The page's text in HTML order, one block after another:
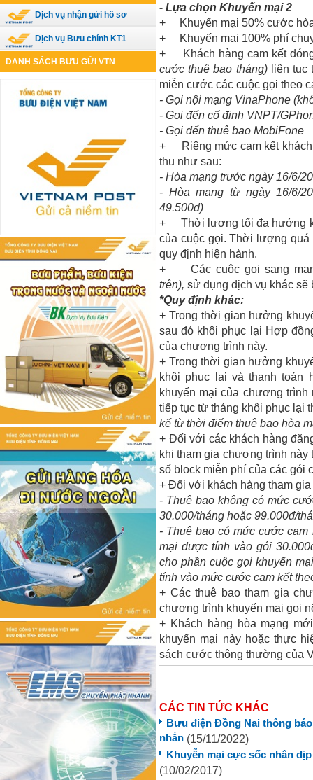
Dịch vụ nhận gửi hồ sơ
Dịch vụ Bưu chính KT1
DANH SÁCH BƯU GỬI VTN
- Lựa chọn Khuyến mại 2
+
Khuyến mại 50% cước
+
Khuyến mại 100% phí
+
Khách hàng cam kết
cước thuê bao tháng) liên tục
miễn cước các cuộc gọi theo
- Gọi nội mạng VinaPhone
- Gọi đến cố định VNPT/
- Gọi đến thuê bao MobiFone
+
Riêng mức cam kết
thu như sau:
- Hòa mạng trước ngày 16/6/
- Hòa mạng từ ngày 16/6/
49.500đ)
+
Thời lượng tối đa hưởng
của cuộc gọi. Thời lượng quá
quy định hiện hành.
+
Các cuộc gọi sang mạ
trên), sử dụng dịch vụ khác sẽ
*Quy định khác:
+ Trong thời gian hưởng
sau đó khôi phục lại Hợp
của chương trình này.
+ Trong thời gian hưởng
khôi phục lại và thanh
khuyến mại của chương
tiếp tục từ tháng khôi phục lại
kể từ thời điểm thuê bao hòa
+ Đối với các khách hàng
khi tham gia chương trình này
số block miễn phí của các
+ Đối với khách hàng tham
- Thuê bao không có mức
30.000/tháng hoặc 99.000đ/
- Thuê bao có mức cước
mại được tính vào gói
cho phần cuộc gọi khuyến
tính vào mức cước cam kết
+ Các thuê bao tham gia
chương trình khuyến mại gọi
+ Khách hàng hòa mạng
khuyến mại này hoặc thực
sách cước thông thường của
CÁC TIN TỨC KHÁC
Bưu điện Đồng Nai thông
nhắn (15/11/2022)
Khuyễn mại cực sốc nhân
(10/02/2017)